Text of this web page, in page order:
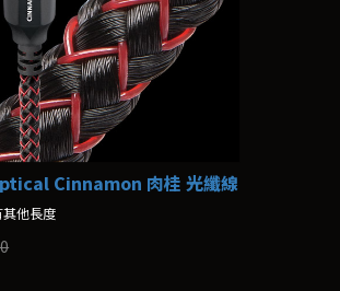
Cinnamon 肉桂 光纖線
他長度